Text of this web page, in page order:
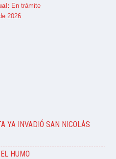
En trámite
2026
YA INVADIÓ SAN NICOLÁS
HUMO